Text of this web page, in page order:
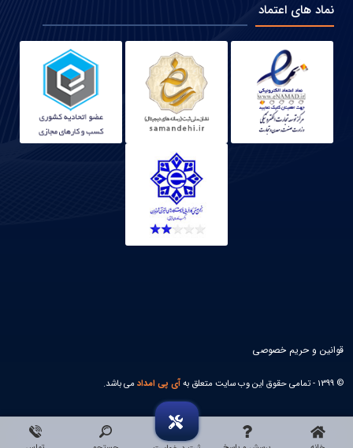
نماد های اعتماد
© 1399 - تمامی حقوق این وب سایت متعلق به آی پی امدادمی باشد.
قوانین و حریم خصوصی